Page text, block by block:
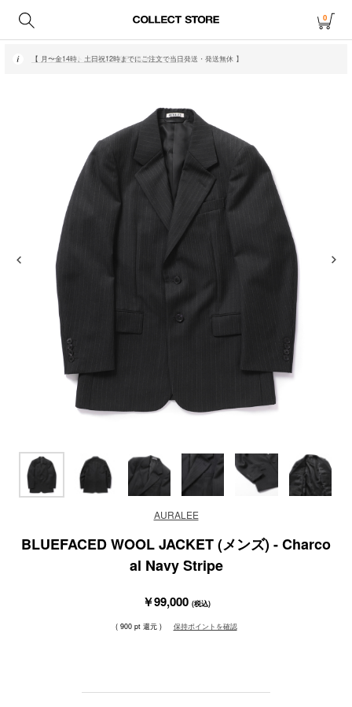
0
【 月〜金14時、土日祝12時までにご注文で当日発送・発送無休 】
【 アウトレット・20〜70%OFF商品はこちら 】
【 月〜金14時、土日祝12時までにご注文で当日発送・発送無休 】
AURALEE
BLUEFACED WOOL JACKET (メンズ) - Charco
al Navy Stripe
￥99,000 (税込)
( 900 pt 還元 ) 保持ポイントを確認